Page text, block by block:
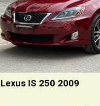
Lexus IS 250 2009